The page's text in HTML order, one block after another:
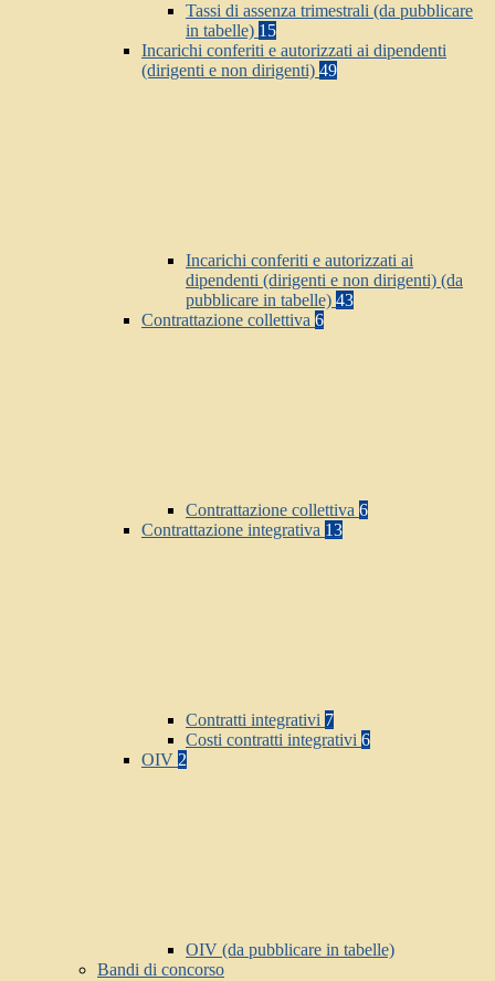
Tassi di assenza trimestrali (da pubblicare
in tabelle) 15
Incarichi conferiti e autorizzati ai dipendenti
(dirigenti e non dirigenti) 49
Incarichi conferiti e autorizzati ai
dipendenti (dirigenti e non dirigenti) (da
pubblicare in tabelle) 43
Contrattazione collettiva 6
Contrattazione collettiva 6
Contrattazione integrativa 13
Contratti integrativi 7
Costi contratti integrativi 6
OIV 2
OIV (da pubblicare in tabelle)
Bandi di concorso